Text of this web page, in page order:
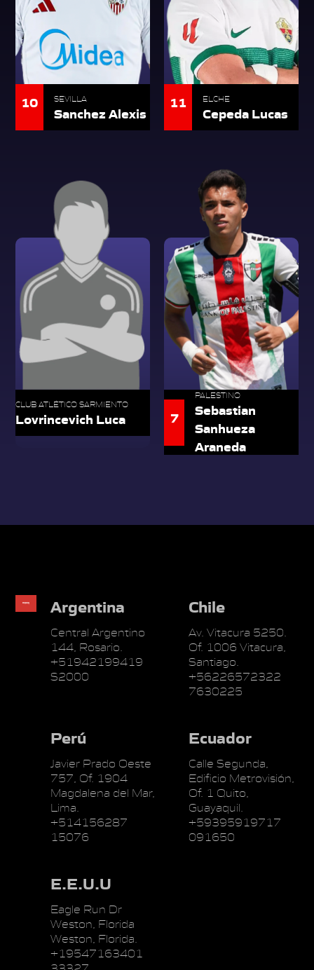
10 SEVILLA
Sanchez Alexis
11 ELCHE
Cepeda Lucas
CLUB ATLÉTICO SARMIENTO
Lovrincevich Luca 7
PALESTINO
Sebastian
Sanhueza
Araneda
Argentina
Central Argentino
144, Rosario.
+51942199419
S2000
Chile
Av. Vitacura 5250.
Of. 1006 Vitacura,
Santiago.
+56226572322
7630225
Perú
Javier Prado Oeste
757, Of. 1904
Magdalena del Mar,
Lima.
+514156287
15076
Ecuador
Calle Segunda,
Edificio Metrovisión,
Of. 1 Quito,
Guayaquil.
+59395919717
091650
E.E.U.U
Eagle Run Dr
Weston, Florida
Weston, Florida.
+19547163401